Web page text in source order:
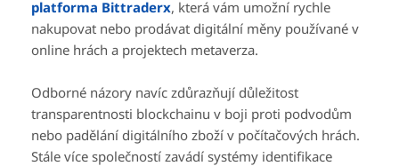
platforma Bittraderx, která vám umožní rychle
nakupovat nebo prodávat digitální měny používané v
online hrách a projektech metaverza.
Odborné názory navíc zdůrazňují důležitost
transparentnosti blockchainu v boji proti podvodům
nebo padělání digitálního zboží v počítačových hrách.
Stále více společností zavádí systémy identifikace